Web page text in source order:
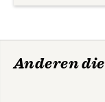
Anderen